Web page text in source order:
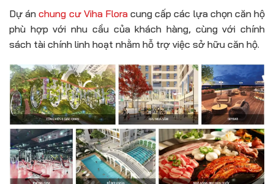
Dự ánchung cư Viha Floracung cấp các lựa chọn căn hộ
phù hợp với nhu cầu của khách hàng, cùng với chính
sách tài chính linh hoạt nhằm hỗ trợ việc sở hữu căn hộ.